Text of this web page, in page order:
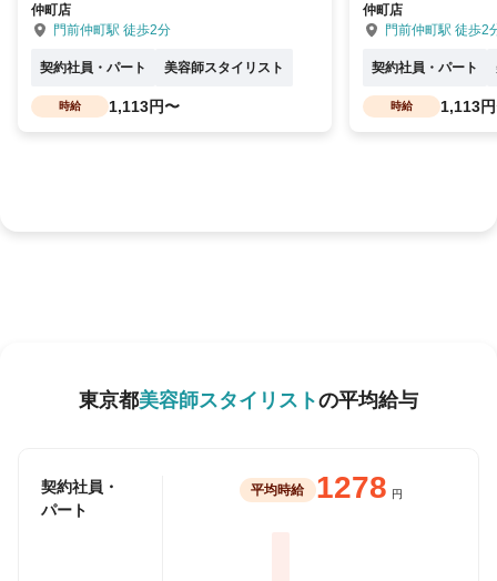
仲町店
門前仲町駅 徒歩2分
契約社員・パート 美容師スタイリスト
時給 1,113円〜
仲町店
門前仲町駅 徒歩2
契約社員・パート
時給 1,113
東京都美容師スタイリストの平均給与
契約社員・
パート
平均時給 1278 円